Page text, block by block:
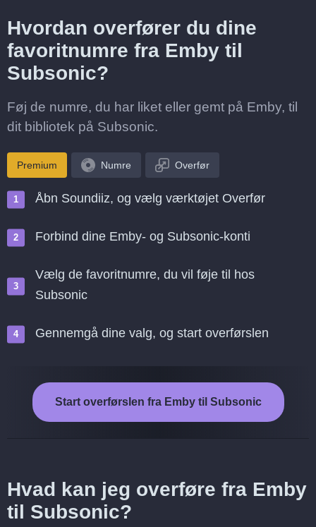
Hvordan overfører du dine
favoritnumre fra Emby til
Subsonic?
Føj de numre, du har liket eller gemt på Emby, til
dit bibliotek på Subsonic.
Premium Numre Overfør
Åbn Soundiiz, og vælg værktøjet Overfør
Forbind dine Emby- og Subsonic-konti
Vælg de favoritnumre, du vil føje til hos
Subsonic
Gennemgå dine valg, og start overførslen
Start overførslen fra Emby til Subsonic
Hvad kan jeg overføre fra Emby
til Subsonic?